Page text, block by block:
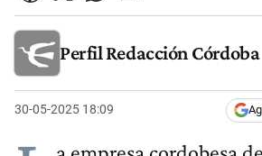
Perfil Redacción Córdoba
30-05-2025 18:09